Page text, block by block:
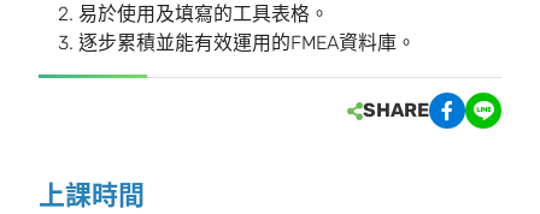
2. 易於使用及填寫的工具表格。
3. 逐步累積並能有效運用的FMEA資料庫。
SHARE
上課時間